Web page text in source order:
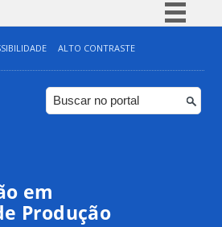
Simplifique!
Comunica BR
Participe
ALTO CONTRASTE
em
Produção